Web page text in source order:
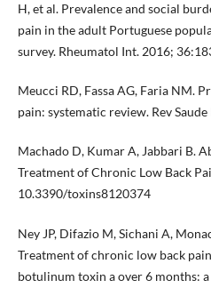
H, et al. Prevalence and social
pain in the adult Portuguese
survey. Rheumatol Int. 2016;
Meucci RD, Fassa AG, Faria NM.
pain: systematic review. Rev
Machado D, Kumar A, Jabbari B.
Treatment of Chronic Low Back
10.3390/toxins8120374
Ney JP, Difazio M, Sichani A,
Treatment of chronic low back
botulinum toxin a over 6 months: